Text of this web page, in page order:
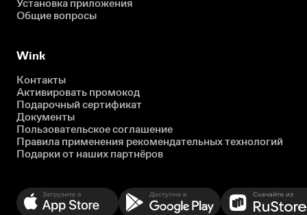
Установка приложения
Общие вопросы
Wink
Контакты
Активировать промокод
Подарочный сертификат
Документы
Пользовательское соглашение
Правила применения рекомендательных технологий
Подарки от наших партнёров